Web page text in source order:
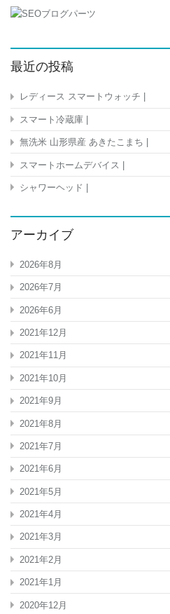
最近の投稿
レディース スマートウォッチ |
スマート冷蔵庫 |
無洗米 山形県産 あきたこまち |
スマートホームデバイス |
シャワーヘッド |
アーカイブ
2026年8月
2026年7月
2026年6月
2021年12月
2021年11月
2021年10月
2021年9月
2021年8月
2021年7月
2021年6月
2021年5月
2021年4月
2021年3月
2021年2月
2021年1月
2020年12月